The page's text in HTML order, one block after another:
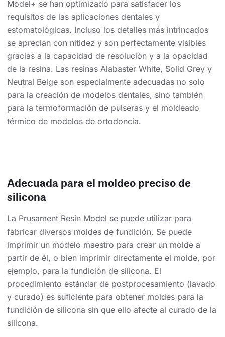
Model+ se han optimizado para satisfacer los
requisitos de las aplicaciones dentales y
estomatológicas. Incluso los detalles más intrincados
se aprecian con nitidez y son perfectamente visibles
gracias a la capacidad de resolución y a la opacidad
de la resina. Las resinas Alabaster White, Solid Grey y
Neutral Beige son especialmente adecuadas no solo
para la creación de modelos dentales, sino también
para la termoformación de pulseras y el moldeado
térmico de modelos de ortodoncia.
Adecuada para el moldeo preciso de
silicona
La Prusament Resin Model se puede utilizar para
fabricar diversos moldes de fundición. Se puede
imprimir un modelo maestro para crear un molde a
partir de él, o bien imprimir directamente el molde, por
ejemplo, para la fundición de silicona. El
procedimiento estándar de postprocesamiento (lavado
y curado) es suficiente para obtener moldes para la
fundición de silicona sin que ello afecte al curado de la
silicona.